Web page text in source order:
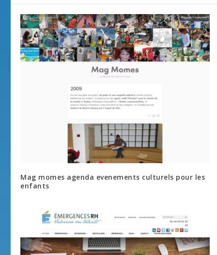
Mag momes agenda evenements culturels pour les
enfants